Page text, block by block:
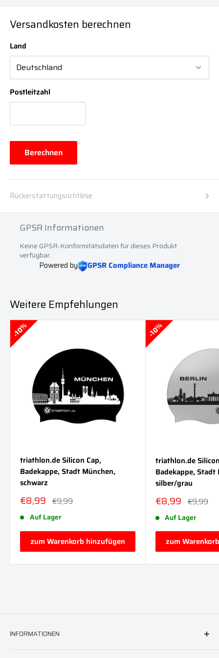
Versandkosten berechnen
Land
Postleitzahl
Berechnen
Rückerstattungsrichtlinie
GPSR Informationen
Keine GPSR-Konformitätsdaten für dieses Produkt
verfügbar.
Powered by GPSR Compliance Manager
Weitere Empfehlungen
10%
triathlon.de Silicon Cap,
Badekappe, Stadt München,
schwarz
Sonderpreis
€8,99 Normalpreis
€9,99
Auf Lager
zum Warenkorb hinzufügen
10%
triathlon.de
Badekappe, Stadt
silber/grau
Sonderpreis
€8,99 €9,99
Auf Lager
zum
INFORMATIONEN